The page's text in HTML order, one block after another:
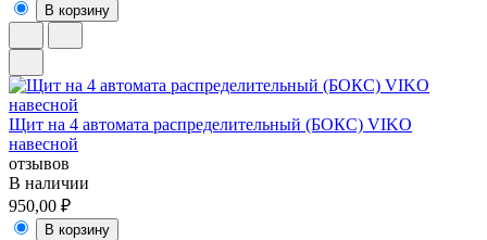
В корзину
Щит на 4 автомата распределительный (БОКС) VIKO
навесной
отзывов
В наличии
950,00 ₽
В корзину